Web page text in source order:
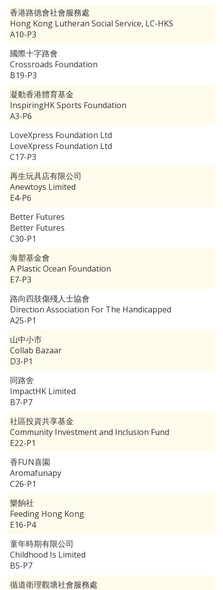
香港路德會社會服務處
Hong Kong Lutheran Social Service, LC-HKS
A10-P3
國際十字路會
Crossroads Foundation
B19-P3
凝動香港體育基金
InspiringHK Sports Foundation
A3-P6
LoveXpress Foundation Ltd
LoveXpress Foundation Ltd
C17-P3
再生玩具店有限公司
Anewtoys Limited
E4-P6
Better Futures
Better Futures
C30-P1
海塑基金會
A Plastic Ocean Foundation
E7-P3
路向四肢傷殘人士協會
Direction Association For The Handicapped
A25-P1
山中小市
Collab Bazaar
D3-P1
同路舍
ImpactHK Limited
B7-P7
社區投資共享基金
Community Investment and Inclusion Fund
E22-P1
香FUN喜園
Aromafunapy
C26-P1
樂餉社
Feeding Hong Kong
E16-P4
童年時期有限公司
Childhood Is Limited
B5-P7
循道衛理觀塘社會服務處